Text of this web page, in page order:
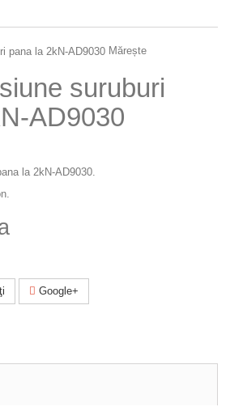
Mărește
suruburi
AD9030
la 2kN-AD9030.
Google+